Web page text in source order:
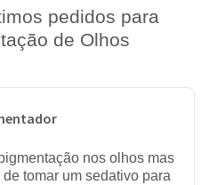
pedidos para
de Olhos
nos olhos mas
tomar um sedativo para